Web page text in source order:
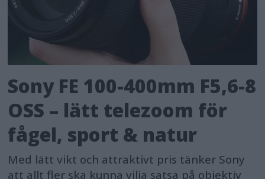
Sony FE 100-400mm F5,6-8
OSS – lätt telezoom för
fågel, sport & natur
Med lätt vikt och attraktivt pris tänker Sony
att allt fler ska kunna vilja satsa på objektiv